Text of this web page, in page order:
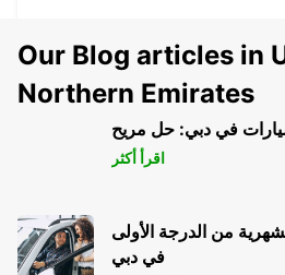
IQUIQUE AIRPORT
IQUIQUE - CHILE
Our Blog articles in
Northern Emirates
في دبي: حل مريح
اقرأ أكثر
من الدرجة الأولى
في دبي